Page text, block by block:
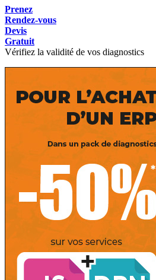
Prenez
Rendez-vous
Devis
Gratuit
Vérifiez la validité de vos diagnostics